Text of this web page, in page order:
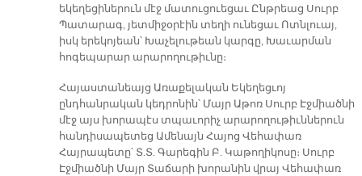
եկեղեցիներուն մէջ մատուցուեցաւ Ընթրեաց Սուրբ
Պատարագ, յետմիջօրէին տեղի ունեցաւ Ոտնլուայ,
իսկ երեկոյեան՝ Խաչելութեան կարգը, Խաւարման
հոգեպարար արարողութիւնը։
Հայաստանեայց Առաքելական Եկեղեցւոյ
ընդհանրական կեդրոնին՝ Մայր Աթոռ Սուրբ Էջմիածնի
մէջ այս խորապէս տպաւորիչ արարողութիւններուն
հանդիսապետեց Ամենայն Հայոց Վեհափառ
Հայրապետը՝ Տ.Տ. Գարեգին Բ. Կաթողիկոսը։ Սուրբ
Էջմիածնի Մայր Տաճարի խորանին վրայ Վեհափառ